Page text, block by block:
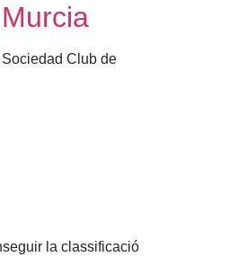
Club de
la classificació